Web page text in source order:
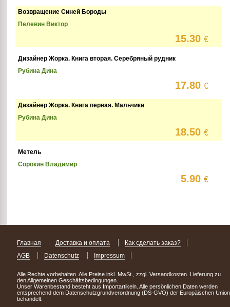
Возвращение Синей Бороды
Пелевин Виктор
15.30€
Дизайнер Жорка. Книга вторая. Серебряный рудник
Рубина Дина
17.80€
Дизайнер Жорка. Книга первая. Мальчики
Рубина Дина
18.50€
Метель
Сорокин Владимир
5.90€
Главная Доставка и оплата
Как сделать заказ?
AGB
Datenschutz Impressum
Alle Rechte vorbehalten. Alle Preise inkl. MwSt., zzgl. Versandkosten. Lieferung zu
den Allgemeinen Geschäftsbedingungen.
Unser Warenbestand besteht aus Importartikeln. Alle persönlichen Daten werden
entsprechend dem Datenschutzgrundverordnung (DS-GVO) der Europäischen Union
behandelt.